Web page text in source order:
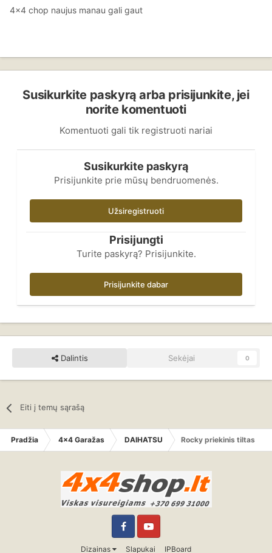
4x4 chop naujus manau gali gaut
Susikurkite paskyrą arba prisijunkite, jei
norite komentuoti
Komentuoti gali tik registruoti nariai
Susikurkite paskyrą
Prisijunkite prie mūsų bendruomenės.
Užsiregistruoti
Prisijungti
Turite paskyrą? Prisijunkite.
Prisijunkite dabar
Dalintis Sekėjai 0
Eiti į temų sąrašą
Pradžia 4x4 Garažas DAIHATSU Rocky priekinis tiltas
Dizainas Slapukai IPBoard
FacebookYouTube